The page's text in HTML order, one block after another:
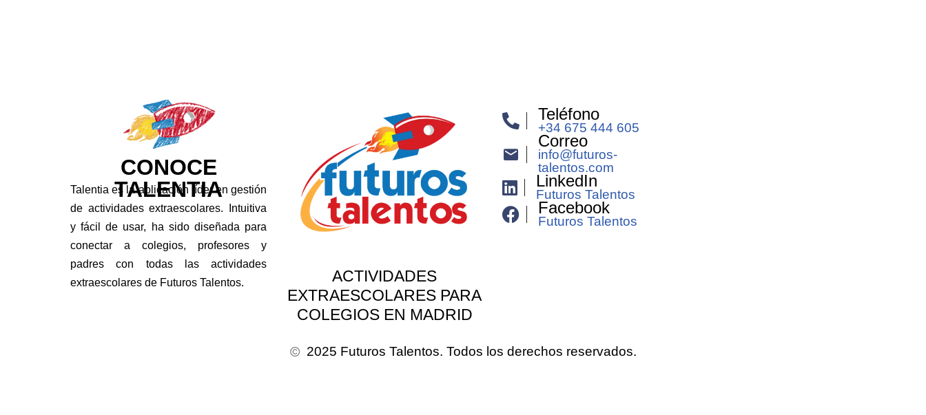
CONOCE
TALENTIA
Talentia es la aplicación líder en gestión
de actividades extraescolares. Intuitiva
y fácil de usar, ha sido diseñada para
conectar a colegios, profesores y
padres con todas las actividades
extraescolares de Futuros Talentos.
ACTIVIDADES
EXTRAESCOLARES PARA
COLEGIOS EN MADRID
Teléfono
+34 675 444 605
Correo
info@futuros-
talentos.com
LinkedIn
Futuros Talentos
Facebook
Futuros Talentos
2025 Futuros Talentos. Todos los derechos reservados.